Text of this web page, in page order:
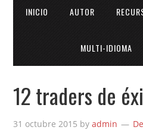
INICIO AUTOR
MULTI-IDIOMA
12 traders de
31 octubre 2015 byadmin